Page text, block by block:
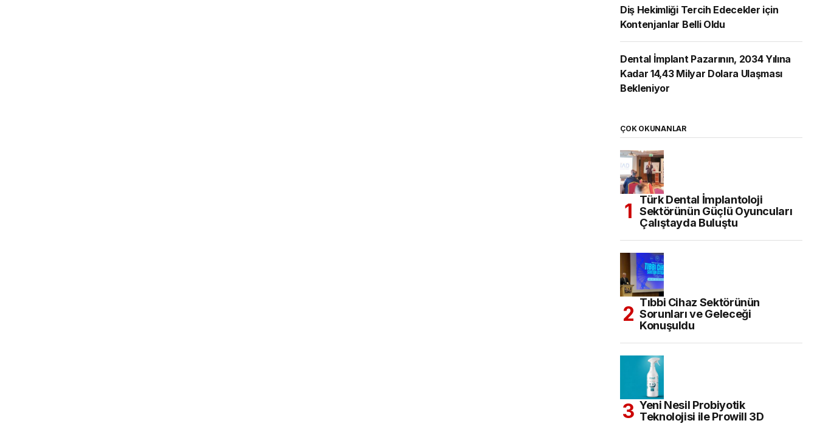
Diş Hekimliği Tercih Edecekler için
Kontenjanlar Belli Oldu
Dental İmplant Pazarının, 2034 Yılına
Kadar 14,43 Milyar Dolara Ulaşması
Bekleniyor
ÇOK OKUNANLAR
Türk Dental İmplantoloji
Sektörünün Güçlü Oyuncuları
Çalıştayda Buluştu
Tıbbi Cihaz Sektörünün
Sorunları ve Geleceği
Konuşuldu
Yeni Nesil Probiyotik
Teknolojisi ile Prowill 3D